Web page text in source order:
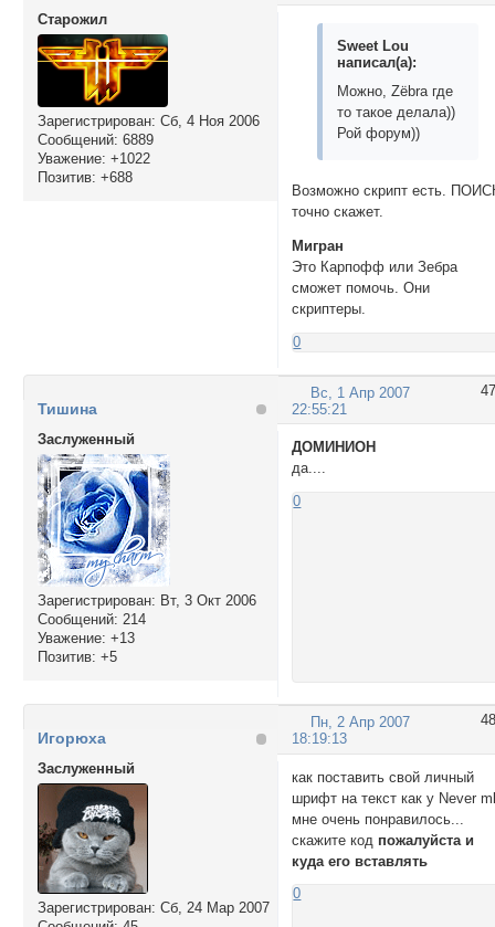
Cтарожил
Зарегистрирован: Сб, 4 Ноя 2006
Сообщений: 6889
Уважение: +1022
Позитив: +688
Sweet Lou
написал(а):
Можно, Zёbra где
то такое делала))
Рой форум))
Возможно скрипт есть.
точно скажет.
Мигран
Это Карпофф или Зебра
сможет помочь. Они
скриптеры.
0
47
Вс, 1 Апр 2007
22:55:21
Тишина
Заслуженный
Зарегистрирован: Вт, 3 Окт 2006
Сообщений: 214
Уважение: +13
Позитив: +5
ДОМИНИОН
да....
0
48
Пн, 2 Апр 2007
18:19:13
Игорюха
Заслуженный
Зарегистрирован: Сб, 24 Мар 2007
как поставить свой личный
шрифт на текст как у Never
мне очень понравилось...
скажите код пожалуйста и
куда его вставлять
0